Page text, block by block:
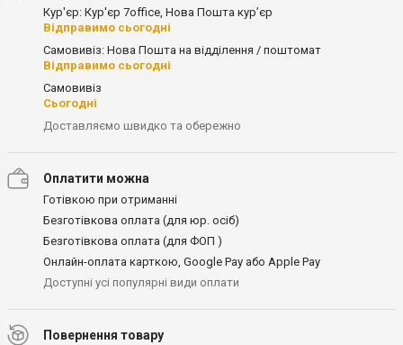
Кур'єр: Кур'єр 7office, Нова Пошта кур’єр
Відправимо сьогодні
Самовивіз: Нова Пошта на відділення / поштомат
Відправимо сьогодні
Самовивіз
Сьогодні
Доставляємо швидко та обережно
Оплатити можна
Готівкою при отриманні
Безготівкова оплата (для юр. осіб)
Безготівкова оплата (для ФОП )
Онлайн-оплата карткою, Google Pay або Apple Pay
Доступні усі популярні види оплати
Повернення товару